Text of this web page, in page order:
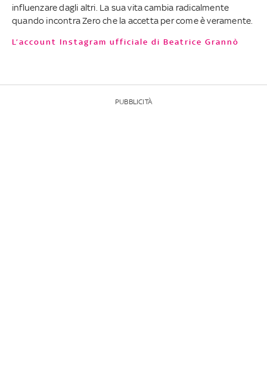
influenzare dagli altri. La sua vita cambia radicalmente
quando incontra Zero che la accetta per come è veramente.
L’account Instagram ufficiale di Beatrice Grannò
PUBBLICITÀ